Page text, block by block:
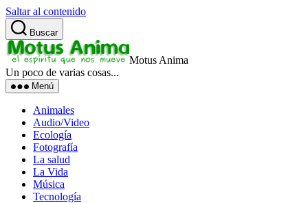
Saltar al contenido
Buscar
Motus Anima
Un poco de varias cosas...
Menú
Animales
Audio/Video
Ecología
Fotografía
La salud
La Vida
Música
Tecnología